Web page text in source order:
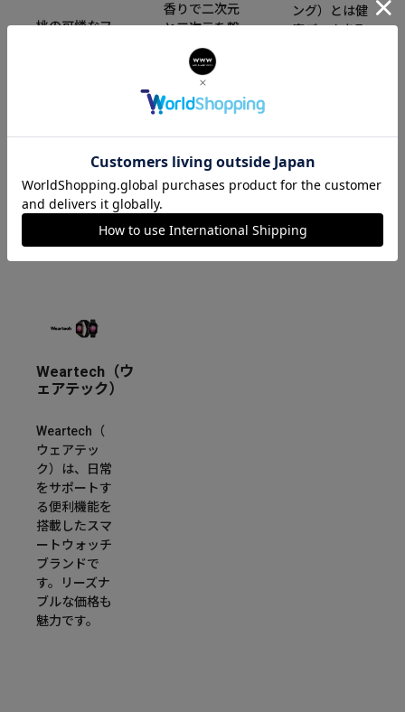
桃の可憐なフ
の花言葉“天
下無敵”のよ
うに、強さと
繊細な輝きを
持つ腕時計を
提案します。
香りで二次元
と三次元を繋
ぐ世界観から
生まれたフレ
グランスブラ
ンド。香りだ
新たに目に見
える形でさり
げなくあなた
す。
ング）とは健
康データを取
にはめるだけ
で健康状態を
す。
Weartech（ウ
ェアテック）
Weartech（
ウェアテッ
ク）は、日常
をサポートす
る便利機能を
搭載したスマ
ートウォッチ
ブランドで
す。リーズナ
ブルな価格も
魅力です。